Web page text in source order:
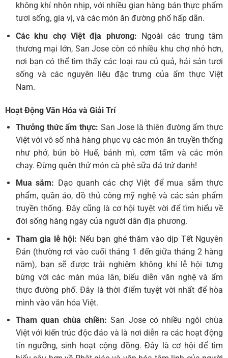
không khí nhộn nhịp, với nhiều gian hàng bán thực phẩm
tươi sống, gia vị, và các món ăn đường phố hấp dẫn.
Các khu chợ Việt địa phương: Ngoài các trung tâm
thương mại lớn, San Jose còn có nhiều khu chợ nhỏ hơn,
nơi bạn có thể tìm thấy các loại rau củ quả, hải sản tươi
sống và các nguyên liệu đặc trưng của ẩm thực Việt
Nam.
Hoạt Động Văn Hóa và Giải Trí
Thưởng thức ẩm thực: San Jose là thiên đường ẩm thực
Việt với vô số nhà hàng phục vụ các món ăn truyền thống
như phở, bún bò Huế, bánh mì, cơm tấm và các món
chay. Đừng quên thử món cà phê sữa đá trứ danh!
Mua sắm: Dạo quanh các chợ Việt để mua sắm thực
phẩm, quần áo, đồ thủ công mỹ nghệ và các sản phẩm
truyền thống. Đây cũng là cơ hội tuyệt vời để tìm hiểu về
đời sống hàng ngày của người dân địa phương.
Tham gia lễ hội: Nếu bạn ghé thăm vào dịp Tết Nguyên
Đán (thường rơi vào cuối tháng 1 đến giữa tháng 2 hàng
năm), bạn sẽ được trải nghiệm không khí lễ hội tưng
bừng với các màn múa lân, biểu diễn văn nghệ và ẩm
thực đường phố. Đây là thời điểm tuyệt vời nhất để hòa
mình vào văn hóa Việt.
Tham quan chùa chiền: San Jose có nhiều ngôi chùa
Việt với kiến trúc độc đáo và là nơi diễn ra các hoạt động
tín ngưỡng, sinh hoạt cộng đồng. Đây là cơ hội để tìm